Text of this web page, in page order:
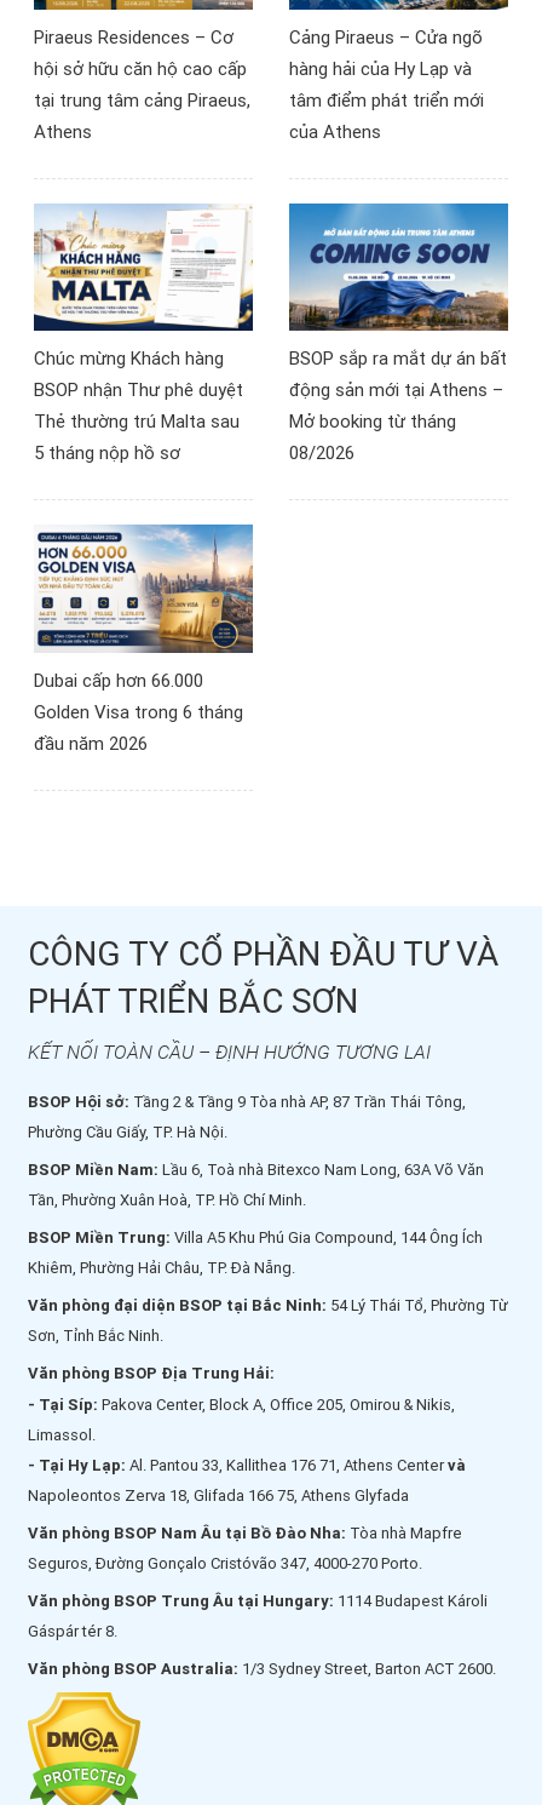
quyết định đầu tư
800,000 USD.
Piraeus Residences – Cơ
hội sở hữu căn hộ cao cấp
tại trung tâm cảng Piraeus,
Athens
Cảng Piraeus – Cửa ngõ
hàng hải của Hy Lạp và
tâm điểm phát triển mới
của Athens
Chúc mừng Khách hàng
BSOP nhận Thư phê duyệt
Thẻ thường trú Malta sau
5 tháng nộp hồ sơ
BSOP sắp ra mắt dự án bất
động sản mới tại Athens –
Mở booking từ tháng
08/2026
Dubai cấp hơn 66.000
Golden Visa trong 6 tháng
đầu năm 2026
CÔNG TY CỔ PHẦN ĐẦU TƯ VÀ
PHÁT TRIỂN BẮC SƠN
KẾT NỐI TOÀN CẦU – ĐỊNH HƯỚNG TƯƠNG LAI
BSOP Hội sở: Tầng 2 & Tầng 9 Tòa nhà AP, 87 Trần Thái Tông,
Phường Cầu Giấy, TP. Hà Nội.
BSOP Miền Nam: Lầu 6, Toà nhà Bitexco Nam Long, 63A Võ Văn
Tần, Phường Xuân Hoà, TP. Hồ Chí Minh.
BSOP Miền Trung: Villa A5 Khu Phú Gia Compound, 144 Ông Ích
Khiêm, Phường Hải Châu, TP. Đà Nẵng.
Văn phòng đại diện BSOP tại Bắc Ninh: 54 Lý Thái Tổ, Phường Từ
Sơn, Tỉnh Bắc Ninh.
Văn phòng BSOP Địa Trung Hải:
- Tại Síp: Pakova Center, Block A, Office 205, Omirou & Nikis,
Limassol.
- Tại Hy Lạp: Al. Pantou 33, Kallithea 176 71, Athens Centervà
Napoleontos Zerva 18, Glifada 166 75, Athens Glyfada
Văn phòng BSOP Nam Âu tại Bồ Đào Nha: Tòa nhà Mapfre
Seguros, Đường Gonçalo Cristóvão 347, 4000-270 Porto.
Văn phòng BSOP Trung Âu tại Hungary: 1114 Budapest Károli
Gáspár tér 8.
Văn phòng BSOP Australia: 1/3 Sydney Street, Barton ACT 2600.